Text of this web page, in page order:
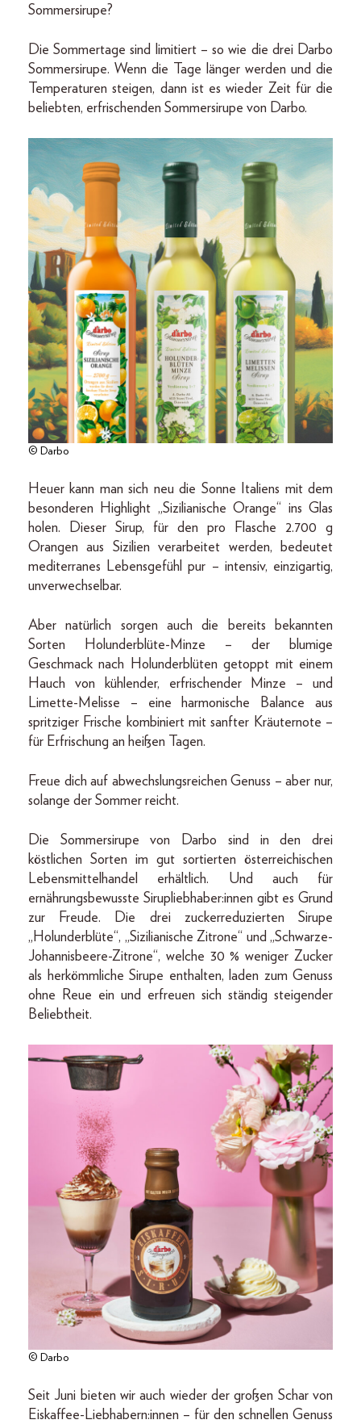
Sommersirupe?
Die Sommertage sind limitiert – so wie die drei Darbo
Sommersirupe. Wenn die Tage länger werden und die
Temperaturen steigen, dann ist es wieder Zeit für die
beliebten, erfrischenden Sommersirupe von Darbo.
© Darbo
Heuer kann man sich neu die Sonne Italiens mit dem
besonderen Highlight „Sizilianische Orange“ ins Glas
holen. Dieser Sirup, für den pro Flasche 2.700 g
Orangen aus Sizilien verarbeitet werden, bedeutet
mediterranes Lebensgefühl pur – intensiv, einzigartig,
unverwechselbar.
Aber natürlich sorgen auch die bereits bekannten
Sorten Holunderblüte-Minze – der blumige
Geschmack nach Holunderblüten getoppt mit einem
Hauch von kühlender, erfrischender Minze – und
Limette-Melisse – eine harmonische Balance aus
spritziger Frische kombiniert mit sanfter Kräuternote –
für Erfrischung an heißen Tagen.
Freue dich auf abwechslungsreichen Genuss – aber nur,
solange der Sommer reicht.
Die Sommersirupe von Darbo sind in den drei
köstlichen Sorten im gut sortierten österreichischen
Lebensmittelhandel erhältlich. Und auch für
ernährungsbewusste Sirupliebhaber:innen gibt es Grund
zur Freude. Die drei zuckerreduzierten Sirupe
„Holunderblüte“, „Sizilianische Zitrone“ und „Schwarze-
Johannisbeere-Zitrone“, welche 30 % weniger Zucker
als herkömmliche Sirupe enthalten, laden zum Genuss
ohne Reue ein und erfreuen sich ständig steigender
Beliebtheit.
© Darbo
Seit Juni bieten wir auch wieder der großen Schar von
Eiskaffee-Liebhabern:innen – für den schnellen Genuss